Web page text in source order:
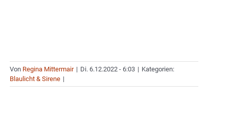
Von Regina Mittermair | Di. 6.12.2022 - 6:03 | Kategorien:
Blaulicht & Sirene |